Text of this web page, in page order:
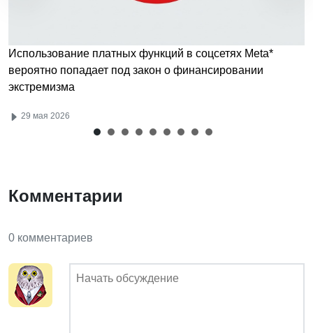
Использование платных функций в соцсетях Meta*
вероятно попадает под закон о финансировании
экстремизма
29 мая 2026
Комментарии
0 комментариев